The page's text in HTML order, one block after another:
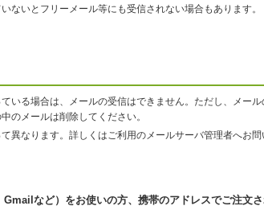
ないとフリーメール等にも受信されない場合もあります。
いる場合は、メールの受信はできません。ただし、メー
のメールは削除してください。
異なります。詳しくはご利用のメールサーバ管理者へお問
など）をお使いの方、携帯のアドレスでご注文